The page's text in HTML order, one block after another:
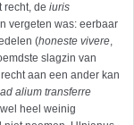
recht, de iuris
vergeten was: eerbaar
(honeste vivere,
slagzin van
aan een ander kan
alium transferre
heel weinig